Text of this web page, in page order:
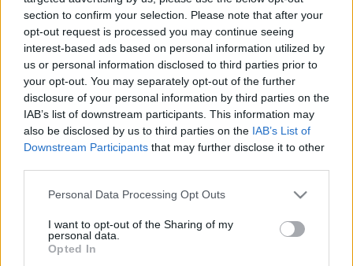
section to confirm your selection. Please note that after your
opt-out request is processed you may continue seeing
interest-based ads based on personal information utilized by
us or personal information disclosed to third parties prior to
your opt-out. You may separately opt-out of the further
disclosure of your personal information by third parties on the
IAB’s list of downstream participants. This information may
also be disclosed by us to third parties on the IAB’s List of
Downstream Participants that may further disclose it to other
Please note that this website/app uses one or more Google
not limited to your visit or usage behaviour. You may click to
grant or deny consent to Google and its third-party tags to
use your data for below specified purposes in below Google
Personal Data Processing Opt Outs
I want to opt-out of the Sharing of my
personal data.
Opted In
958. Nem akarják, nem lesz
amier•2019. október 24.
Liget-projekt. Tordai az azonnali percek órájában
kérdezte Orbánt.. Nem fognak olyan beruházást